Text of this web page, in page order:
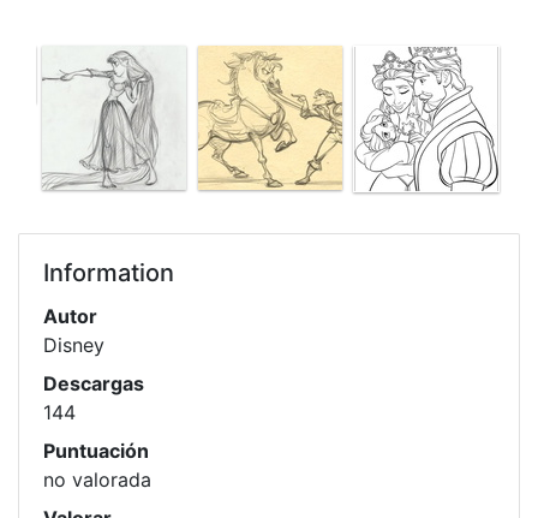
Information
Autor
Disney
Descargas
144
Puntuación
no valorada